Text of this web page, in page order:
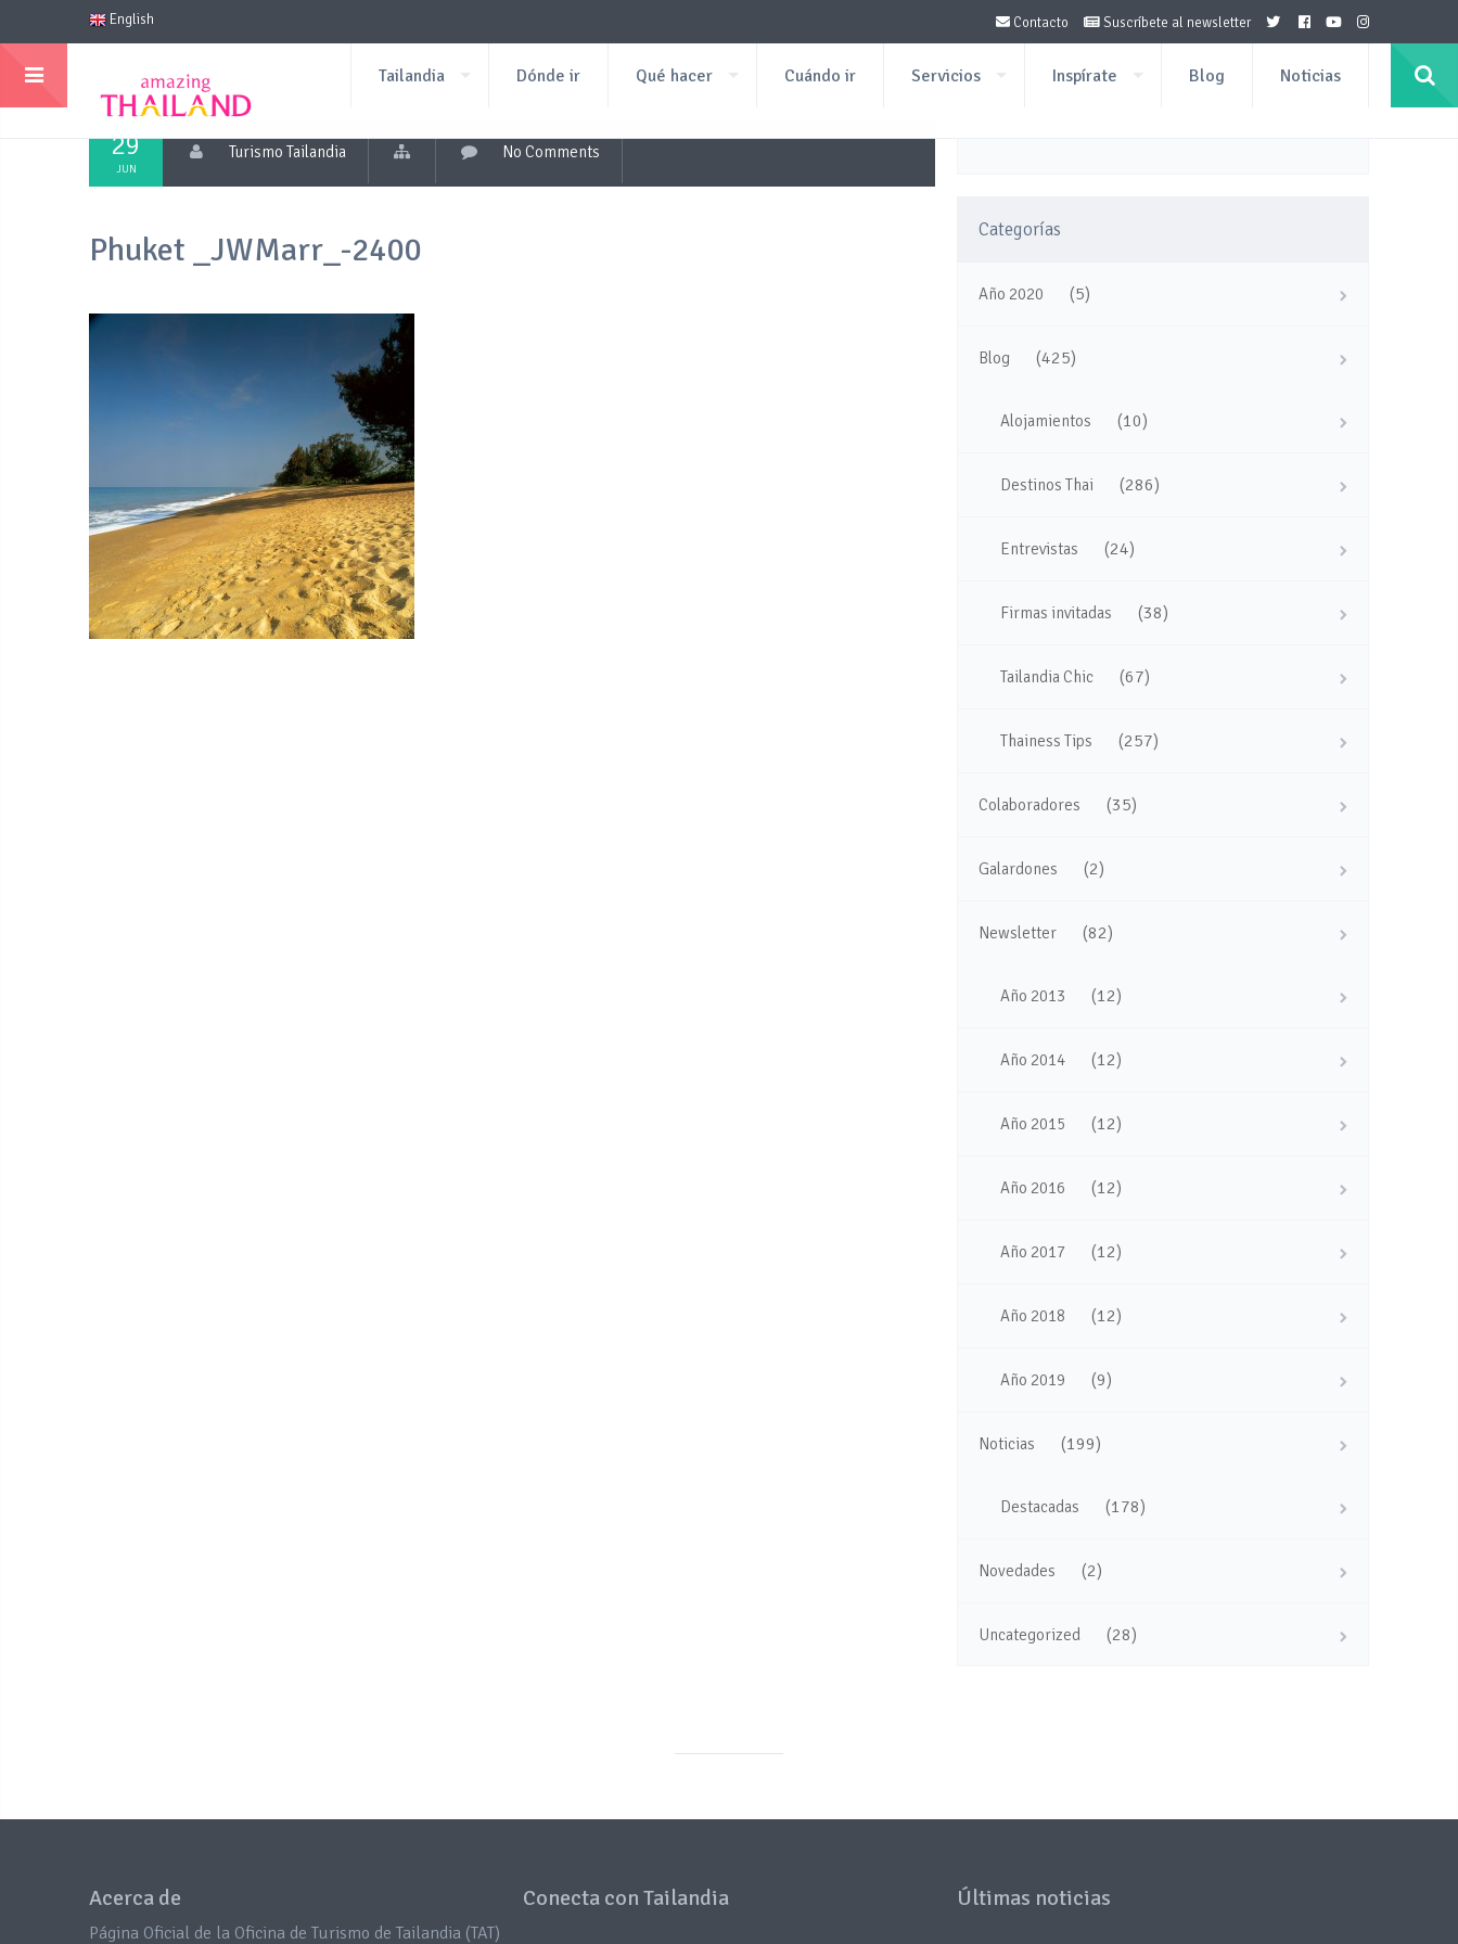
English Contacto Suscríbete al newsletter
Tailandia Dónde ir Qué hacer Cuándo ir Servicios Inspírate Blog Noticias
29
JUN
Turismo Tailandia No Comments
Phuket _JWMarr_-2400
Categorías
Año 2020 (5)
Blog (425)
Alojamientos (10)
Destinos Thai (286)
Entrevistas (24)
Firmas invitadas (38)
Tailandia Chic (67)
Thainess Tips (257)
Colaboradores (35)
Galardones (2)
Newsletter (82)
Año 2013 (12)
Año 2014 (12)
Año 2015 (12)
Año 2016 (12)
Año 2017 (12)
Año 2018 (12)
Año 2019 (9)
Noticias (199)
Destacadas (178)
Novedades (2)
Uncategorized (28)
Acerca de
Página Oficial de la Oficina de Turismo de Tailandia (TAT)
Conecta con Tailandia Últimas noticias